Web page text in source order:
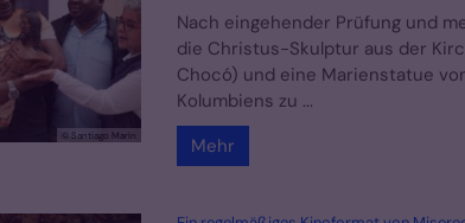
© Santiago Marín
Nach eingehender Prüfung und
die Christus-Skulptur aus der
Chocó) und eine Marienstatue
Kolumbiens zu ...
Mehr